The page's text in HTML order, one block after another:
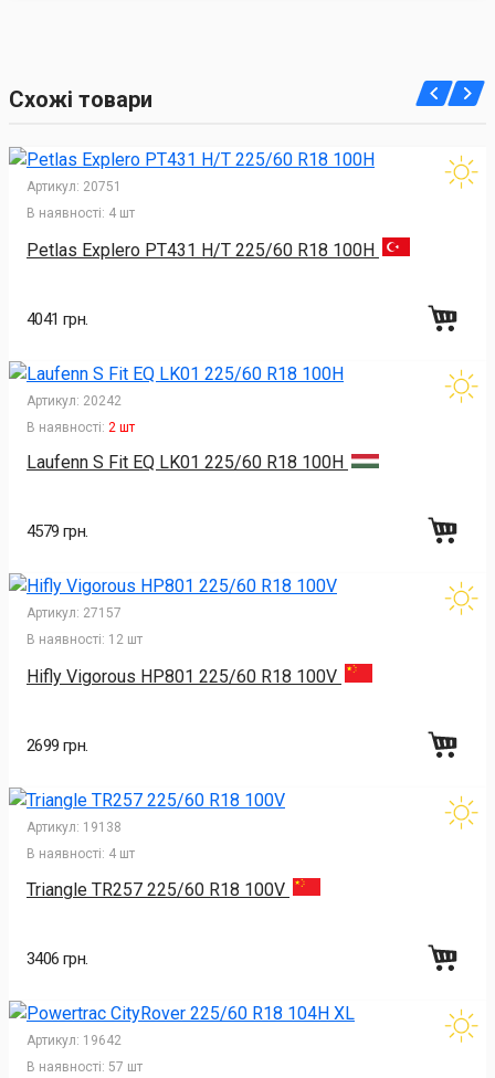
Схожі товари
Артикул: 20751
В наявності: 4 шт
Petlas Explero PT431 H/T 225/60 R18 100H
4041 грн.
Артикул: 20242
В наявності: 2 шт
Laufenn S Fit EQ LK01 225/60 R18 100H
4579 грн.
Артикул: 27157
В наявності: 12 шт
Hifly Vigorous HP801 225/60 R18 100V
2699 грн.
Артикул: 19138
В наявності: 4 шт
Triangle TR257 225/60 R18 100V
3406 грн.
Артикул: 19642
В наявності: 57 шт